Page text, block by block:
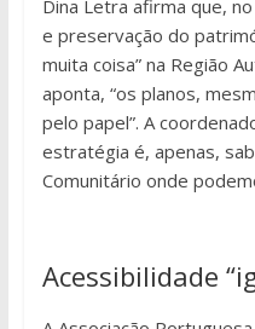
Dina Letra afirma que,
e preservação do
muita coisa” na Região
aponta, “os planos,
pelo papel”. A
estratégia é, apenas,
Comunitário onde
Acessibilidade